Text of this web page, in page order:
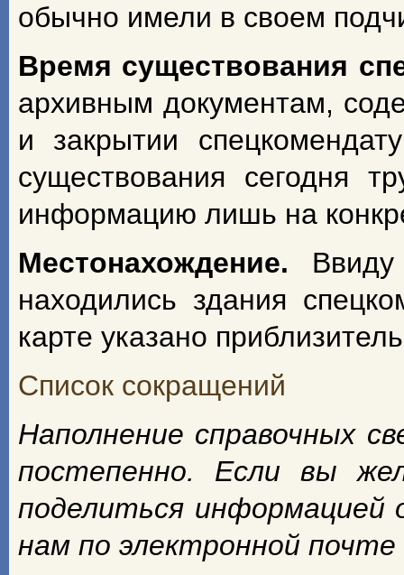
обычно имели в своем
Время существования
архивным документам,
и закрытии
существования сегодня
информацию лишь на
Местонахождение.
находились здания
карте указано
Список сокращений
Наполнение справочных
постепенно. Если вы
поделиться информацией
нам по электронной почте